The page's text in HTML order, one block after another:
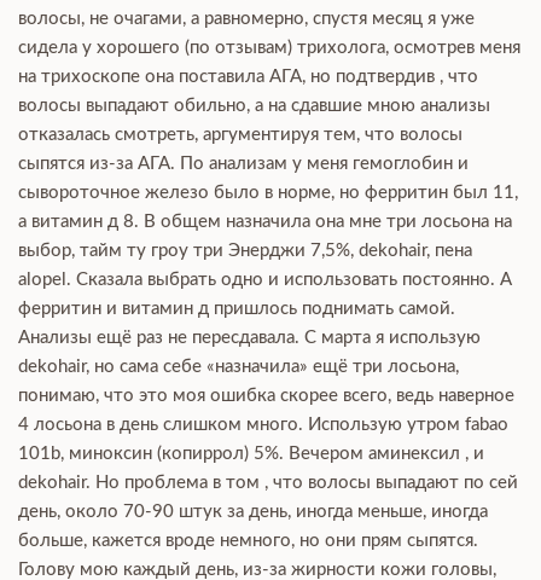
волосы, не очагами, а равномерно, спустя месяц я уже
сидела у хорошего (по отзывам) трихолога, осмотрев меня
на трихоскопе она поставила АГА, но подтвердив , что
волосы выпадают обильно, а на сдавшие мною анализы
отказалась смотреть, аргументируя тем, что волосы
сыпятся из-за АГА. По анализам у меня гемоглобин и
сывороточное железо было в норме, но ферритин был 11,
а витамин д 8. В общем назначила она мне три лосьона на
выбор, тайм ту гроу три Энерджи 7,5%, dekohair, пена
alopel. Сказала выбрать одно и использовать постоянно. А
ферритин и витамин д пришлось поднимать самой.
Анализы ещё раз не пересдавала. С марта я использую
dekohair, но сама себе «назначила» ещё три лосьона,
понимаю, что это моя ошибка скорее всего, ведь наверное
4 лосьона в день слишком много. Использую утром fabao
101b, миноксин (копиррол) 5%. Вечером аминексил , и
dekohair. Но проблема в том , что волосы выпадают по сей
день, около 70-90 штук за день, иногда меньше, иногда
больше, кажется вроде немного, но они прям сыпятся.
Голову мою каждый день, из-за жирности кожи головы,